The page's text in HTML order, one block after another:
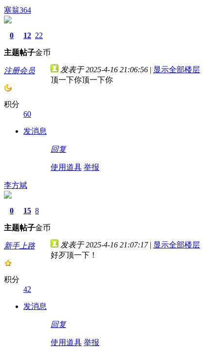
塞翁364
0
主题
12
帖子
22
金币
注册会员
积分
60
发消息
发表于 2025-4-16 21:06:56 | 显示全部楼层
顶一下你顶一下你
回复
使用道具 举报
李方斌
0
主题
15
帖子
8
金币
新手上路
积分
42
发消息
发表于 2025-4-16 21:07:17 | 显示全部楼层
好歹顶一下！
回复
使用道具 举报